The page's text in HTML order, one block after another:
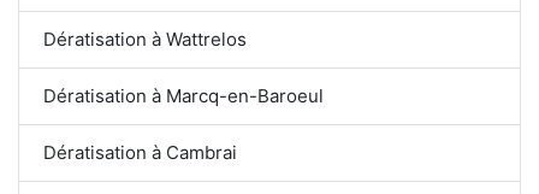
Dératisation à Wattrelos
Dératisation à Marcq-en-Baroeul
Dératisation à Cambrai